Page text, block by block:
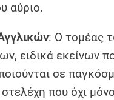
αύριο.
: Ο τομέας
ειδικά εκείνων
σε
στελέχη που όχι